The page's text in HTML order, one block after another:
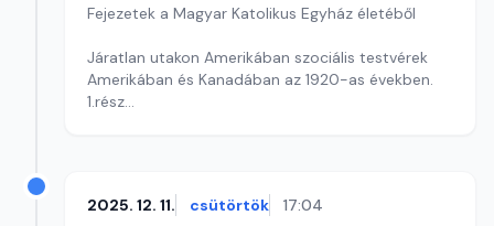
Fejezetek a Magyar Katolikus Egyház életéből
Járatlan utakon Amerikában szociális testvérek
Amerikában és Kanadában az 1920-as években.
1.rész
2025. 12. 11. csütörtök 17:04